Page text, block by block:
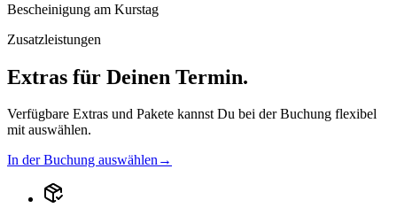
Bescheinigung am Kurstag
Zusatzleistungen
Extras für Deinen Termin.
Verfügbare Extras und Pakete kannst Du bei der Buchung flexibel
mit auswählen.
In der Buchung auswählen→